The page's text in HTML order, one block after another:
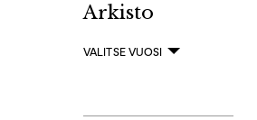
Arkisto
VALITSE VUOSI